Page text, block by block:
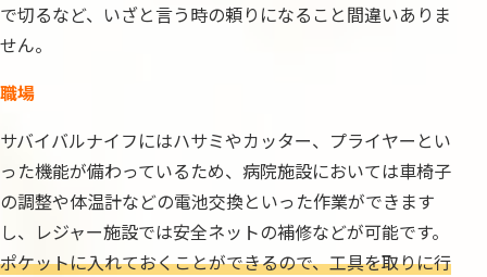
で切るなど、いざと言う時の頼りになること間違いありま
せん。
職場
サバイバルナイフにはハサミやカッター、プライヤーとい
った機能が備わっているため、病院施設においては車椅子
の調整や体温計などの電池交換といった作業ができます
し、レジャー施設では安全ネットの補修などが可能です。
ポケットに入れておくことができるので、工具を取りに行